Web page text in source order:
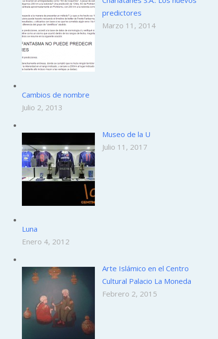
predictores
Marzo 11, 2014
Cambios de nombre
Julio 2, 2013
Museo de la U
Julio 11, 2017
Luna
Enero 4, 2012
Arte Islámico en el Centro
Cultural Palacio La Moneda
Febrero 2, 2015